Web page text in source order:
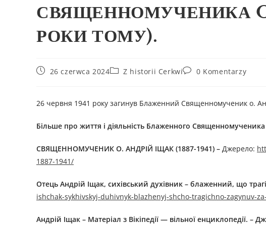
СВЯЩЕННОМУЧЕНИКА
РОКИ ТОМУ).
26 czerwca 2024 Z historii Cerkwi 0 Komentarzy
26 червня 1941 року загинув Блаженний Священномученик о.
Більше про життя і діяльність Блаженного Священномученика
СВЯЩЕННОМУЧЕНИК O. АНДРІЙ ІЩАК (1887-1941) – Джерелo:
1887-1941/
Отець Андрій Іщак, сихівський духівник – блаженний, що
ishchak-sykhivskyj-duhivnyk-blazhenyj-shcho-tragichno-zagynuv-
Андрій Іщак – Матеріал з Вікіпедії — вільної енциклопедії. –